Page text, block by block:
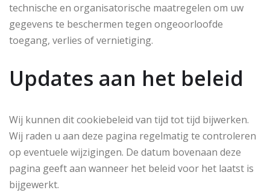
technische en organisatorische maatregelen om uw
gegevens te beschermen tegen ongeoorloofde
toegang, verlies of vernietiging.
Updates aan het beleid
Wij kunnen dit cookiebeleid van tijd tot tijd bijwerken.
Wij raden u aan deze pagina regelmatig te controleren
op eventuele wijzigingen. De datum bovenaan deze
pagina geeft aan wanneer het beleid voor het laatst is
bijgewerkt.